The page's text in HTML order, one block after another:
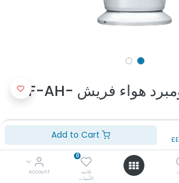
0
قائمة
الأمنيات
Account
دفايه رأسيه ومبرد هواء فريش F-AH-
هواء
صحية